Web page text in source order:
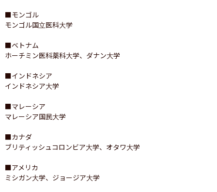
■モンゴル
モンゴル国立医科大学
■ベトナム
ホーチミン医科薬科大学、ダナン大学
■インドネシア
インドネシア大学
■マレーシア
マレーシア国民大学
■カナダ
ブリティッシュコロンビア大学、オタワ大学
■アメリカ
ミシガン大学、ジョージア大学